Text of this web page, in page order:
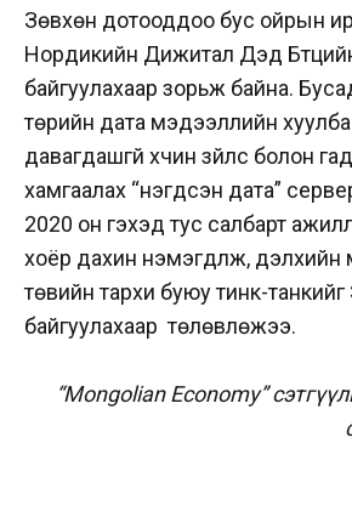
Зөвхөн дотооддоо бус ойрын
Нордикийн Дижитал Дэд
байгуулахаар зорьж байна.
төрийн дата мэдээллийн
давагдашгүй хүчин зүйлс болон
хамгаалах “нэгдсэн дата”
2020 он гэхэд тус салбарт
хоёр дахин нэмэгдүүлж,
төвийн тархи буюу тинк-
байгуулахаар төлөвлөжээ.
“Mongolian Economy”